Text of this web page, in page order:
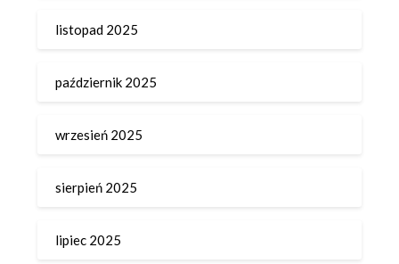
listopad 2025
październik 2025
wrzesień 2025
sierpień 2025
lipiec 2025